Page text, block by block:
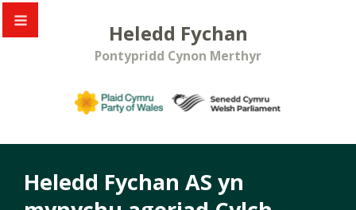
Heledd Fychan
Pontypridd Cynon Merthyr
Heledd Fychan AS yn